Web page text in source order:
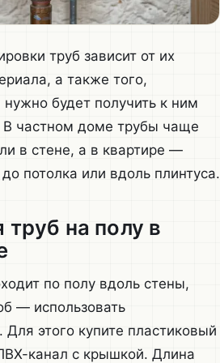
труб зависит от их
а также того,
будет получить к ним
В частном доме трубы чаще
в стене, а в квартире —
потолка или вдоль плинтуса.
на полу в
по полу вдоль стены,
— использовать
этого купите пластиковый
канал с крышкой. Длина